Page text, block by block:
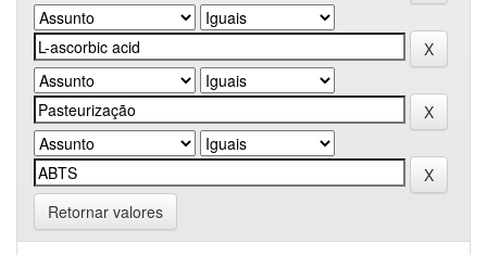
Retornar valores